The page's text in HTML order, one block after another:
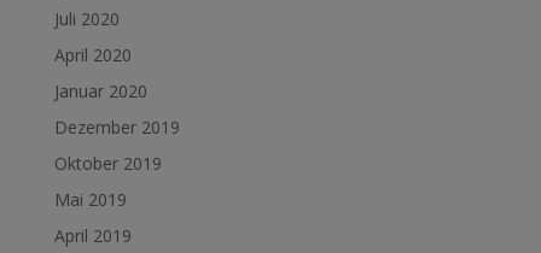
Juli 2020
April 2020
Januar 2020
Dezember 2019
Oktober 2019
Mai 2019
April 2019